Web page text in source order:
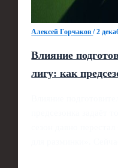
Алексей Горчаков/2
Влияние
лигу: как